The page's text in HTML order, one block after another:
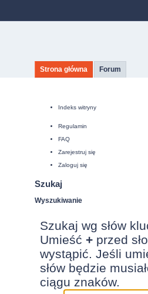
Strona główna Forum
Indeks witryny
Regulamin
FAQ
Zarejestruj się
Zaloguj się
Szukaj
Wyszukiwanie
Szukaj wg słów
Umieść+ przed
wystąpić. Jeśli
słów będzie
ciągu znaków.